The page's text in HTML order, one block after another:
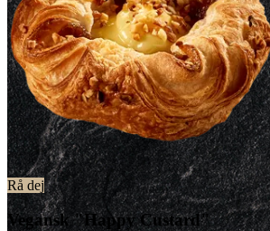
Rå dej
Vegansk "Happy Custard"